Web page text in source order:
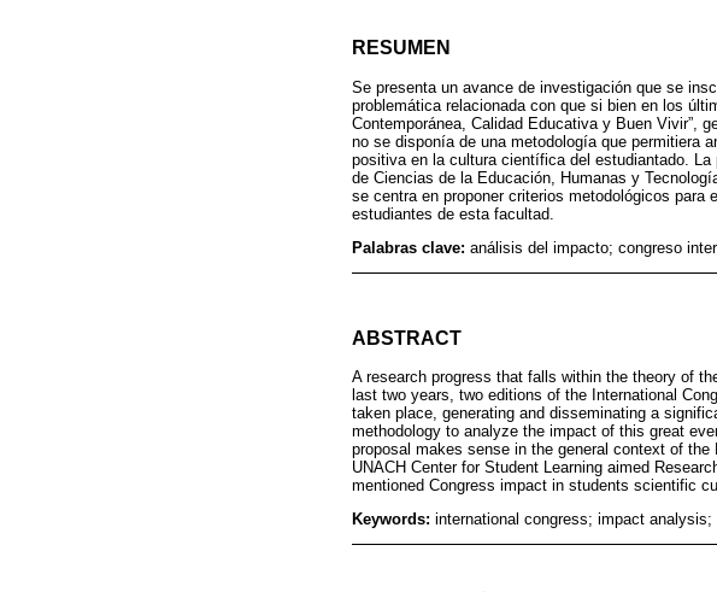
RESUMEN
Se presenta un avance de investigación que se
problemática relacionada con que si bien en los
Contemporánea, Calidad Educativa y Buen Vivir”,
no se disponía de una metodología que permitiera
positiva en la cultura científica del estudiantado.
de Ciencias de la Educación, Humanas y
se centra en proponer criterios metodológicos
estudiantes de esta facultad.
Palabras clave: análisis del impacto; congreso
ABSTRACT
A research progress that falls within the theory of
last two years, two editions of the International
taken place, generating and disseminating a
methodology to analyze the impact of this great
proposal makes sense in the general context of
UNACH Center for Student Learning aimed
mentioned Congress impact in students scientific
Keywords: international congress; impact